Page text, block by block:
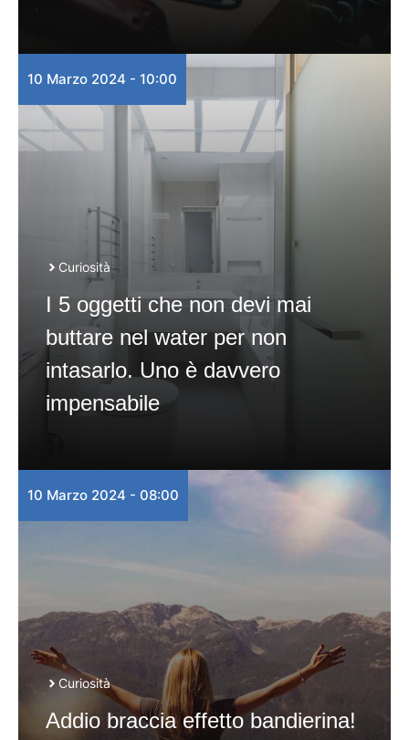
10 Marzo 2024 - 10:00
Curiosità
I 5 oggetti che non devi mai
buttare nel water per non
intasarlo. Uno è davvero
impensabile
10 Marzo 2024 - 08:00
Curiosità
Addio braccia effetto bandierina!